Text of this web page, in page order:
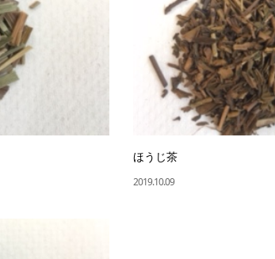
ほうじ茶
2019.10.09